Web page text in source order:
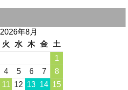
2026年8月
火 水 木 金
土
1
4 5 6 7
8
11 12 13 14 15